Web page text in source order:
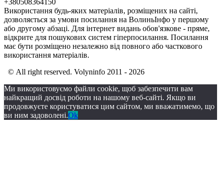
+380508364150
Використання будь-яких матеріалів, розміщених на сайті,
дозволяється за умови посилання на ВолиньІнфо у першому
або другому абзаці. Для інтернет видань обов'язкове - пряме,
відкрите для пошукових систем гіперпосилання. Посилання
має бути розміщено незалежно від повного або часткового
використання матеріалів.
© All right reserved. Volyninfo 2011 - 2026
Ми використовуємо файли cookie, щоб забезпечити вам
найкращий досвід роботи на нашому веб-сайті. Якщо ви
продовжуєте користуватися цим сайтом, ми вважатимемо, що
ви ним задоволені.Ok